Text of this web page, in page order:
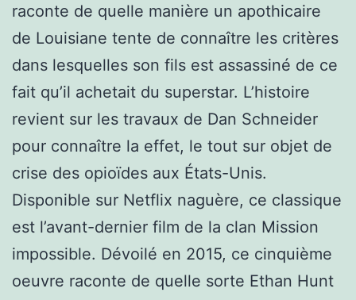
raconte de quelle manière un apothicaire
de Louisiane tente de connaître les critères
dans lesquelles son fils est assassiné de ce
fait qu’il achetait du superstar. L’histoire
revient sur les travaux de Dan Schneider
pour connaître la effet, le tout sur objet de
crise des opioïdes aux États-Unis.
Disponible sur Netflix naguère, ce classique
est l’avant-dernier film de la clan Mission
impossible. Dévoilé en 2015, ce cinquième
oeuvre raconte de quelle sorte Ethan Hunt